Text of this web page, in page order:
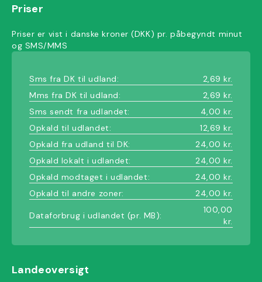
Priser
Priser er vist i danske kroner (DKK) pr. påbegyndt minut
og SMS/MMS
Sms fra DK til udland:
2,69 kr.
Mms fra DK til udland:
2,69 kr.
Sms sendt fra udlandet:
4,00 kr.
Opkald til udlandet:
12,69 kr.
Opkald fra udland til DK:
24,00 kr.
Opkald lokalt i udlandet:
24,00 kr.
Opkald modtaget i udlandet:
24,00 kr.
Opkald til andre zoner:
24,00 kr.
Dataforbrug i udlandet (pr. MB):
100,00
kr.
Landeoversigt